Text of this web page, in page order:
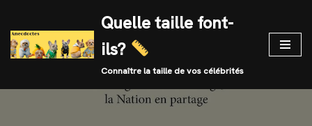
Skip
to
Quelle taille font-
ils?
Connaître la taille de vos célébrités